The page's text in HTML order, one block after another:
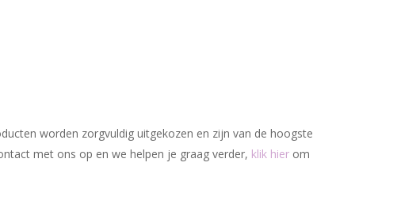
worden zorgvuldig uitgekozen en zijn van de hoogste
met ons op en we helpen je graag verder, klik hier om